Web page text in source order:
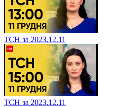
ТСН за 2023.12.11
ТСН за 2023.12.11